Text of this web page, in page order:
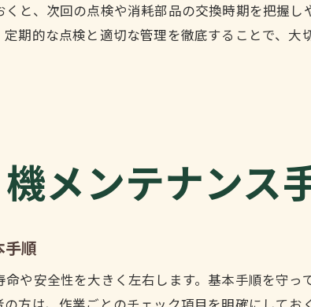
と、次回の点検や消耗部品の交換時期を把握
期的な点検と適切な管理を徹底することで、大
メンテナンス
順
や安全性を大きく左右します。基本手順を守